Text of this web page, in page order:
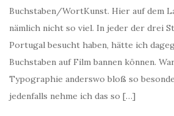
Buchstaben/WortKunst. Hier auf dem
nämlich nicht so viel. In jeder der drei
Portugal besucht haben, hätte ich
Buchstaben auf Film bannen können.
Typographie anderswo bloß so
jedenfalls nehme ich das so […]